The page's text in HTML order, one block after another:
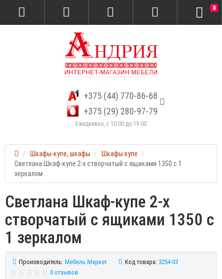
+375 (44) 770-86-68
+375 (29) 280-97-79
Ежедневно, с 10:00 до 19:00
0
Шкафы-купе, шкафы
Шкафы купе
Светлана Шкаф-купе 2-х створчатый с ящиками 1350 с 1
зеркалом
Светлана Шкаф-купе 2-х
створчатый с ящиками 1350 с
1 зеркалом
Производитель: Мебель Маркет Код товара: 3254-03
0 отзывов